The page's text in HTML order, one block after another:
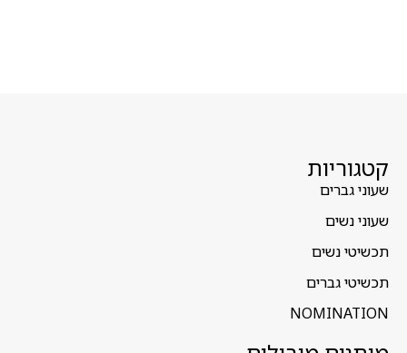
קטגוריות
שעוני גברים
שעוני נשים
תכשיטי נשים
תכשיטי גברים
NOMINATION